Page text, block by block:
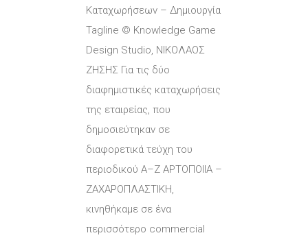
Καταχωρήσεων – Δημιουργία
Tagline © Knowledge Game
Design Studio, ΝΙΚΟΛΑΟΣ
ΖΗΣΗΣ Για τις δύο
διαφημιστικές καταχωρήσεις
της εταιρείας, που
δημοσιεύτηκαν σε
διαφορετικά τεύχη του
περιοδικού Α–Ζ ΑΡΤΟΠΟΙΙΑ –
ΖΑΧΑΡΟΠΛΑΣΤΙΚΗ,
κινηθήκαμε σε ένα
περισσότερο commercial